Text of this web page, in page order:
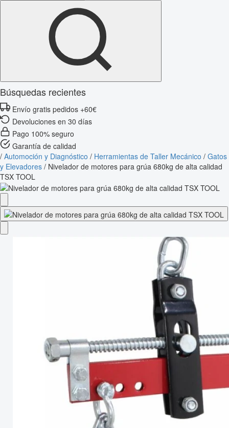
Búsquedas recientes
Envío gratis pedidos +60€
Devoluciones en 30 días
Pago 100% seguro
Garantía de calidad
/ Automoción y Diagnóstico / Herramientas de Taller Mecánico / Gatos
y Elevadores / Nivelador de motores para grúa 680kg de alta calidad
TSX TOOL